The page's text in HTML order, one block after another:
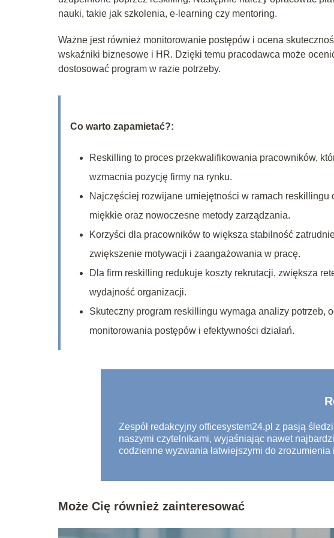
nauki, takie jak szkolenia, e-learning czy mentoring.
Ważne jest również monitorowanie postępów i ocena
wskaźniki biznesowe i HR. Dzięki temu pracodawca może
dostosować program w razie potrzeby.
Co warto zapamietać?:
Reskilling to proces przekwalifikowania pracowników,
wzmacnia pozycję firmy na rynku.
Najczęściej rozwijane umiejętności w ramach
miękkie oraz nowoczesne metody zarządzania.
Korzyści dla pracowników to większa stabilność
zwiększenie motywacji i zaangażowania w pracę.
Dla firm reskilling redukuje koszty rekrutacji, zwiększa
wydajność organizacji.
Skuteczny program reskillingu wymaga analizy potrzeb,
monitorowania postępów i efektywności działań.
Zespół redakcyjny officesystem24.pl z pasją
naszymi czytelnikami, wyjaśniając nawet
codzienne wyzwania łatwiejszymi do zrozumienia
Może Cię również zainteresować